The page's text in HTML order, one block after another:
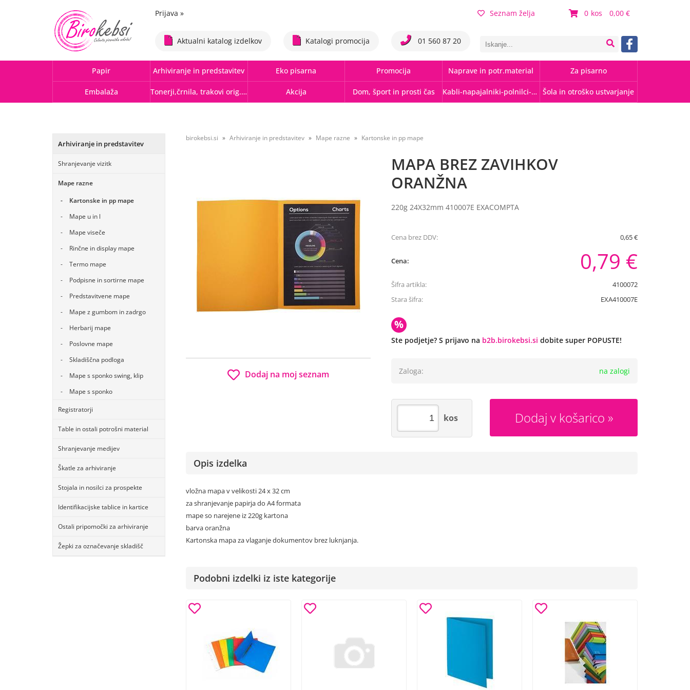
0 0,00
Prijava » Seznam želja
Aktualni katalog izdelkov Katalogi promocija 01 560 87 20
Papir Arhiviranje in predstavitev Eko pisarna Promocija Naprave in potr.material Za pisarno
Embalaža Tonerji,črnila, trakovi orig.-rec. Akcija Dom, šport in prosti čas Kabli-napajalniki-polnilci-hubi Šola in otroško ustvarjanje
Arhiviranje in predstavitev
Shranjevanje vizitk
Mape razne
Kartonske in pp mape
Mape u in l
Mape viseče
Rinčne in display mape
Termo mape
Podpisne in sortirne mape
Predstavitvene mape
Mape z gumbom in zadrgo
Herbarij mape
Poslovne mape
Skladiščna podloga
Mape s sponko swing, klip
Mape s sponko
Registratorji
Table in ostali potrošni material
Shranjevanje medijev
Škatle za arhiviranje
Stojala in nosilci za prospekte
Identifikacijske tablice in kartice
Ostali pripomočki za arhiviranje
Žepki za označevanje skladišč
birokebsi.si Arhiviranje in predstavitev Mape razne Kartonske in pp mape
MAPA BREZ ZAVIHKOV
ORANŽNA
220g 24X32mm 410007E EXACOMPTA
Dodaj na moj seznam
Cena brez DDV: 0,65 €
Cena: 0,79 €
Šifra artikla:
4100072
Stara šifra:
EXA410007E
%
Ste podjetje? S prijavo na b2b.birokebsi.si dobite super POPUSTE!
Zaloga: na zalogi
Dodaj v košarico
kos
Opis izdelka
vložna mapa v velikosti 24 x 32 cm
za shranjevanje papirja do A4 formata
mape so narejene iz 220g kartona
barva oranžna
Kartonska mapa za vlaganje dokumentov brez luknjanja.
Podobni izdelki iz iste kategorije